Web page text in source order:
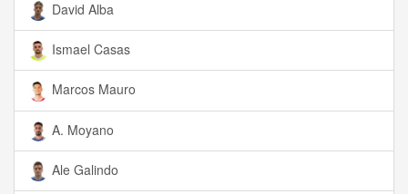
David Alba
Ismael Casas
Marcos Mauro
A. Moyano
Ale Galindo